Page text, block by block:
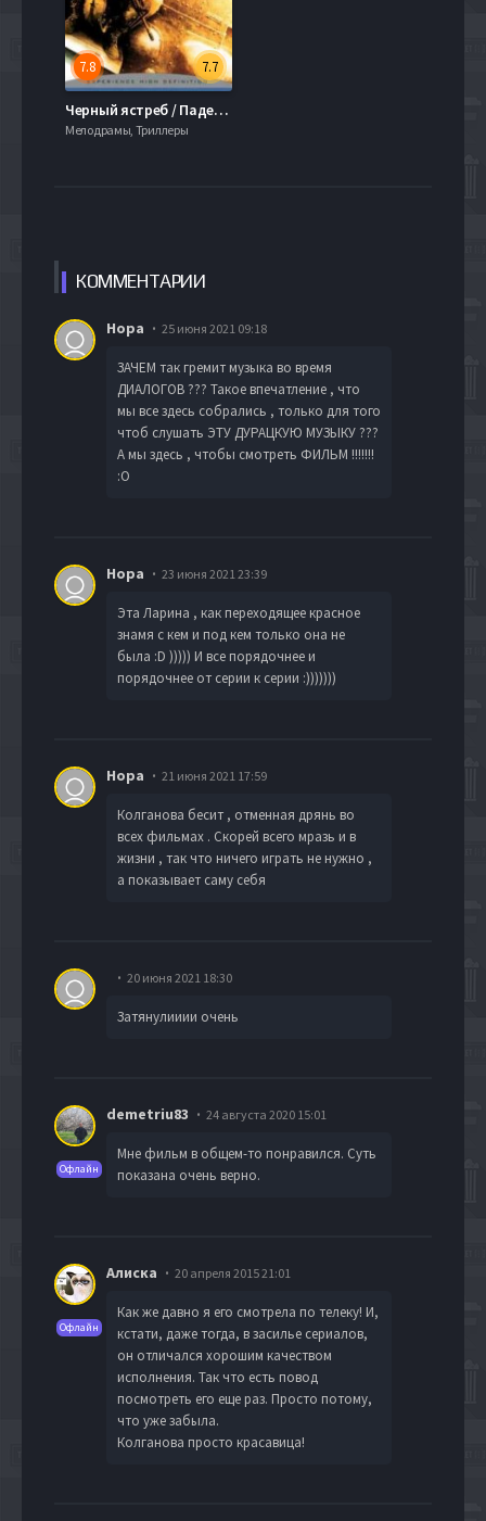
7.7
7.8
Черный ястреб / Падение Черного ястреба (2001)
Мелодрамы, Триллеры
КОММЕНТАРИИ
Нора 25 июня 2021 09:18
ЗАЧЕМ так гремит музыка во время
ДИАЛОГОВ ??? Такое впечатление , что
мы все здесь собрались , только для того
чтоб слушать ЭТУ ДУРАЦКУЮ МУЗЫКУ ???
А мы здесь , чтобы смотреть ФИЛЬМ !!!!!!!
:О
Нора 23 июня 2021 23:39
Эта Ларина , как переходящее красное
знамя с кем и под кем только она не
была :D ))))) И все порядочнее и
порядочнее от серии к серии :)))))))
Нора 21 июня 2021 17:59
Колганова бесит , отменная дрянь во
всех фильмах . Скорей всего мразь и в
жизни , так что ничего играть не нужно ,
а показывает саму себя
20 июня 2021 18:30
Затянулииии очень
Офлайн
demetriu83 24 августа 2020 15:01
Мне фильм в общем-то понравился. Суть
показана очень верно.
Офлайн
Алиска 20 апреля 2015 21:01
Как же давно я его смотрела по телеку! И,
кстати, даже тогда, в засилье сериалов,
он отличался хорошим качеством
исполнения. Так что есть повод
посмотреть его еще раз. Просто потому,
что уже забыла.
Колганова просто красавица!